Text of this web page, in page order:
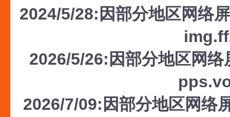
2024/5/28:因部分地区网络
2026/5/26:因部分地区网
2026/7/09:因部分地区网